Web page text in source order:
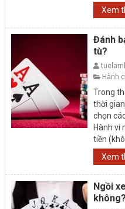
Xem
Đánh
tù?
Hành
Trong
thời
chọn
Hành vi
tiền
Xem
Ngồi
không?